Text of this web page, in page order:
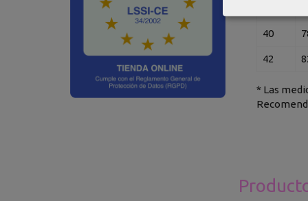
40
42
* Las